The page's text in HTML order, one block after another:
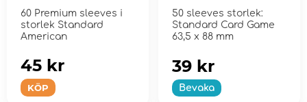
60 Premium sleeves i
storlek Standard
American
KÖP
45 kr
50 sleeves storlek:
Standard Card Game
63,5 x 88 mm
Bevaka
39 kr